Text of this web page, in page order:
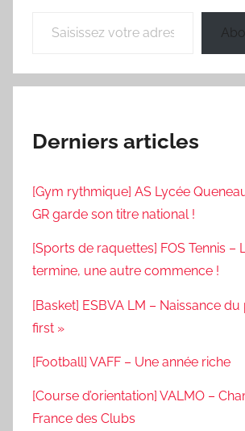
Derniers articles
[Gym rythmique] AS Lycée
GR garde son titre national !
[Sports de raquettes] FOS Tennis –
termine, une autre commence !
[Basket] ESBVA LM – Naissance
first »
[Football] VAFF – Une année riche
[Course d’orientation] VALMO –
France des Clubs